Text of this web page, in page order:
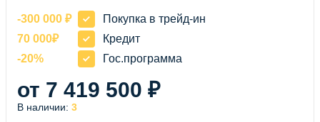
-300 000 ₽
Покупка в трейд-ин
70 000₽
Кредит
-20%
Гос.программа
от 7 419 500 ₽
В наличии: 3